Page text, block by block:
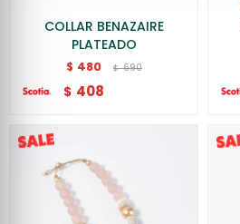
COLLAR BENAZAIRE
PLATEADO
$ 480 $ 690
$ 408